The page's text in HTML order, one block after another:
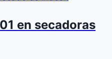
en secadoras